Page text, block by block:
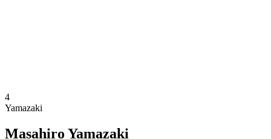
4
Yamazaki
Masahiro Yamazaki